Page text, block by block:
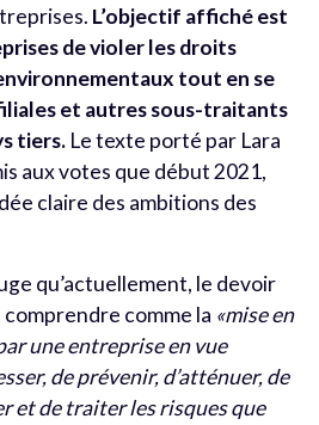
L’objectif affiché est
de violer les droits
tout en se
et autres sous-traitants
tiers. Le texte porté par Lara
aux votes que début 2021,
claire des ambitions des
qu’actuellement, le devoir
comme la «mise en
une entreprise en vue
de prévenir, d’atténuer, de
et de traiter les risques que